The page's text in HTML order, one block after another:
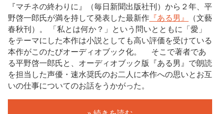
『マチネの終わりに』（毎日新聞出版社刊）から２年、平
野啓一郎氏が満を持して発表した最新作 『ある男』
（文藝
春秋刊）。 「私とは何か？」という問いとともに「愛」
をテーマにした本作は小説としても高い評価を受けている
本作がこのたびオーディオブック化。 そこで著者であ
る平野啓一郎氏と、オーディオブック版『ある男』で朗読
を担当した声優・速水奨氏のお二人に本作への思いとお互
いの仕事についてのお話をうかがった。